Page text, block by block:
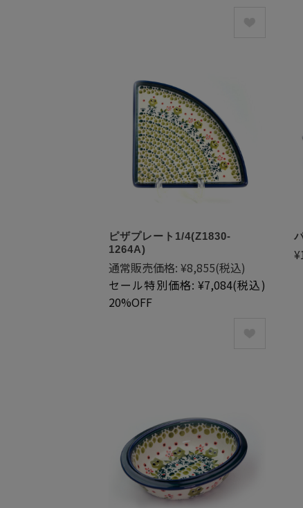
ピザプレート1/4(Z1830-
1264A)
通常販売価格: ¥8,855(税込)
セール特別価格: ¥7,084(税込)
20%OFF